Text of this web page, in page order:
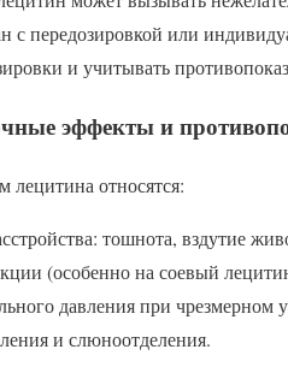
с передозировкой или
и учитывать
эффекты и
относятся:
тошнота, вздутие
(особенно на соевый
давления при чрезмерном
и слюноотделения.